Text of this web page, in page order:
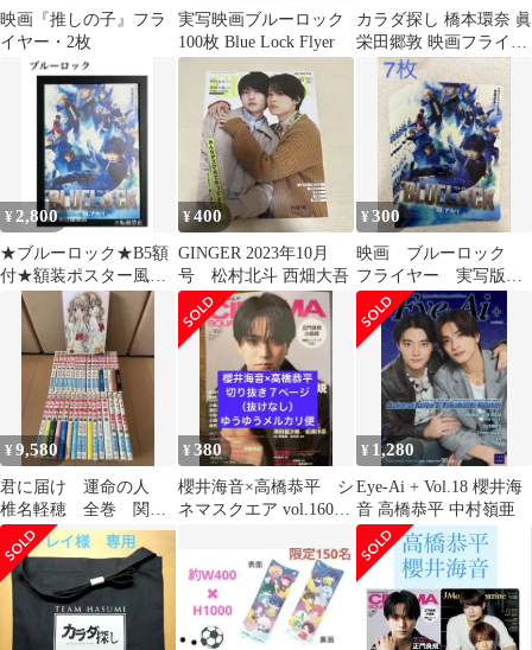
映画『推しの子』フラ
イヤー・2枚
実写映画ブルーロック
100枚 Blue Lock Flyer
カラダ探し 橋本環奈 眞
栄田郷敦 映画フライヤ
ー 映画チラシ ２種類各
¥ 2,800
★ブルーロック★B5額
付★額装ポスター風切
り抜き★実写版映画★
非売品★
¥400
GINGER 2023年10月
号 松村北斗 西畑大吾
¥300
映画 ブルーロック
フライヤー 実写版 7
枚
¥9,580
君に届け 運命の人
椎名軽穂 全巻 関連
本 33冊 全巻セッ
ト 限定版 特装版
¥380
櫻井海音×高橋恭平 シ
ネマスクエア vol.160
¥ 1,280
Eye-Ai + Vol.18 櫻井海
音 高橋恭平 中村嶺亜